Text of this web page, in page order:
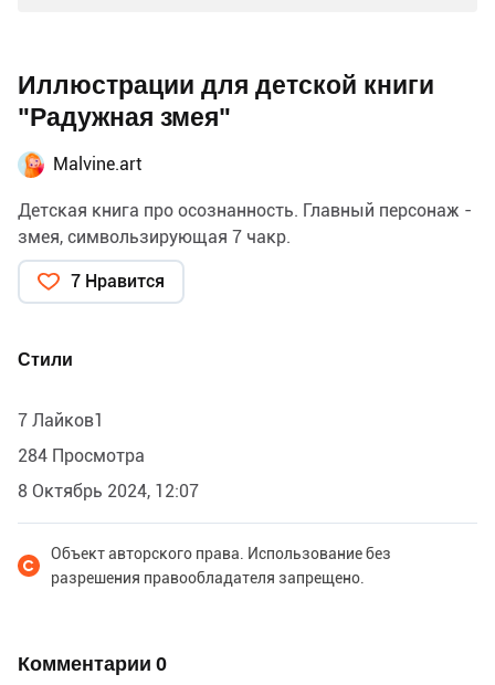
Иллюстрации для детской книги
"Радужная змея"
Malvine.art
Детская книга про осознанность. Главный персонаж -
змея, симвользирующая 7 чакр.
7 Нравится
Стили
7 Лайков1
284 Просмотра
8 Октябрь 2024, 12:07
Объект авторского права. Использование без
разрешения правообладателя запрещено.
Комментарии 0